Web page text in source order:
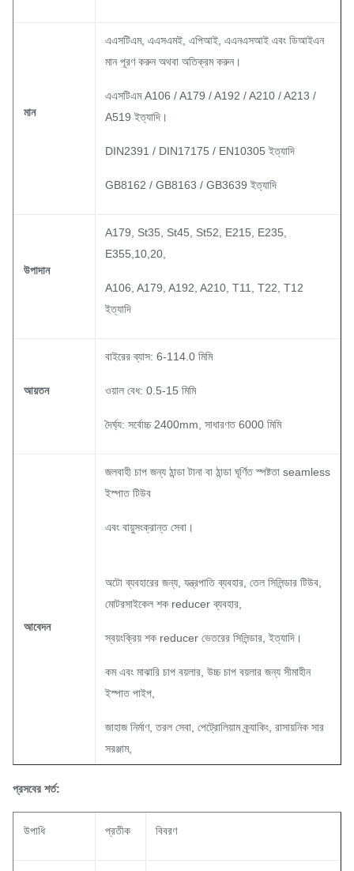
মান
এএসটিএম, এএসএমই, এপিআই, এএনএসআই এবং ডিআইএন
মান পূরণ করুন অথবা অতিক্রম করুন।
এএসটিএম A106 / A179 / A192 / A210 / A213 /
A519 ইত্যাদি।
DIN2391 / DIN17175 / EN10305 ইত্যাদি
GB8162 / GB8163 / GB3639 ইত্যাদি
উপাদান
A179, St35, St45, St52, E215, E235,
E355,10,20,
A106, A179, A192, A210, T11, T22, T12
ইত্যাদি
আয়তন
বাইরের ব্যাস: 6-114.0 মিমি
ওয়াল বেধ: 0.5-15 মিমি
দৈর্ঘ্য: সর্বোচ্চ 2400mm, সাধারণত 6000 মিমি
আবেদন
জলবাহী চাপ জন্য ঠান্ডা টানা বা ঠান্ডা ঘূর্ণিত স্পষ্টতা seamless
ইস্পাত টিউব
এবং বায়ুসংক্রান্ত সেবা।
অটো ব্যবহারের জন্য, যন্ত্রপাতি ব্যবহার, তেল সিলিন্ডার টিউব,
মোটরসাইকেল শক reducer ব্যবহার,
স্বয়ংক্রিয় শক reducer ভেতরের সিলিন্ডার, ইত্যাদি।
কম এবং মাঝারি চাপ বয়লার, উচ্চ চাপ বয়লার জন্য সীমাহীন
ইস্পাত পাইপ,
জাহাজ নির্মাণ, তরল সেবা, পেট্রোলিয়াম ক্র্যাকিং, রাসায়নিক সার
সরঞ্জাম,
DIN সিরিজ ঠান্ডা স্পষ্টতা seamless ইস্পাত টিউব আঁকা
প্রসবের শর্ত:
উপাধি প্রতীক বিবরণ